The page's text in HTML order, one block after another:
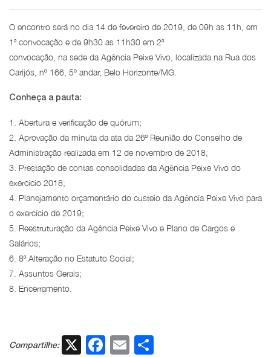
O encontro será no dia 14 de fevereiro de 2019, de 09h as 11h, em
1ª convocação e de 9h30 as 11h30 em 2ª
convocação, na sede da Agência Peixe Vivo, localizada na Rua dos
Carijós, nº 166, 5º andar, Belo Horizonte/MG.
Conheça a pauta:
1. Abertura e verificação de quórum;
2. Aprovação da minuta da ata da 26ª Reunião do Conselho de
Administração realizada em 12 de novembro de 2018;
3. Prestação de contas consolidadas da Agência Peixe Vivo do
exercício 2018;
4. Planejamento orçamentário do custeio da Agência Peixe Vivo para
o exercício de 2019;
5. Reestruturação da Agência Peixe Vivo e Plano de Cargos e
Salários;
6. 8ª Alteração no Estatuto Social;
7. Assuntos Gerais;
8. Encerramento.
Compartilhe: X Facebook
Email